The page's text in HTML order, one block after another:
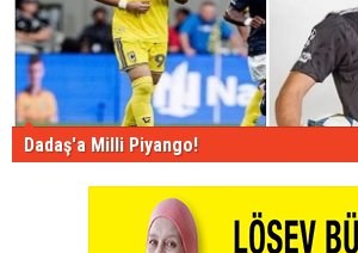
Dadaş'a Milli Piyango!